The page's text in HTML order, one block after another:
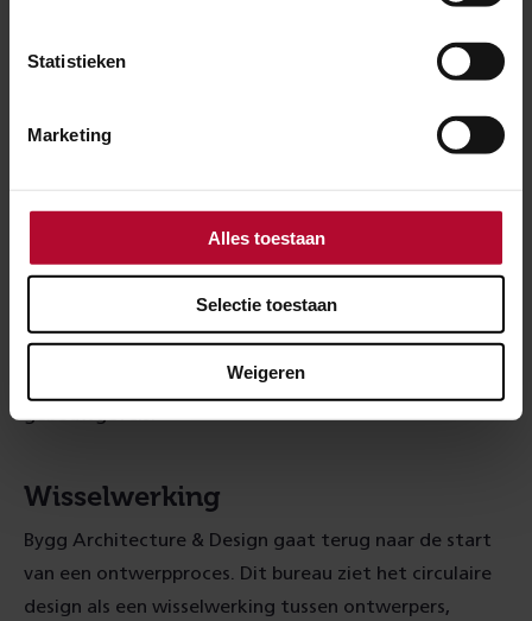
Statistieken
Marketing
Alles toestaan
Selectie toestaan
Weigeren
Deelnemer Scape Agency vindt dat een station ook
deze ontwerpers beten zich vast in beton. Dankzij een
speciale gerecyclede cementsamenstelling kunnen er
mossen en algen op groeien, die zuurstof genereren
en koolstofdioxide absorberen. Ook geluid vangt het
op. Een supersimpele, maar fantastische oplossing
voor bijvoorbeeld perronkeerwanden of
Wisselwerking
Bygg Architecture & Design gaat terug naar de start
van een ontwerpproces. Dit bureau ziet het circulaire
design als een wisselwerking tussen ontwerpers,